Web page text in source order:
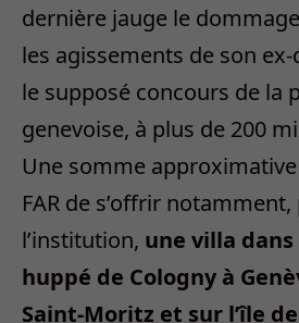
dernière jauge le
les agissements de son
le supposé concours de la
genevoise, à plus de 200
Une somme
FAR de s’offrir
l’institution, une villa
huppé de Cologny à
Saint-Moritz et sur l’île